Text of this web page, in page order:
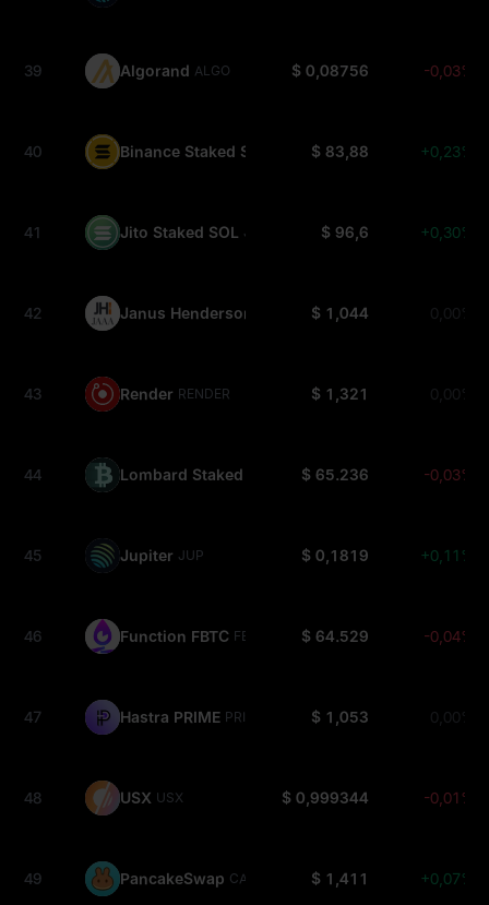
39 Algorand ALGO $ 0,08756 -0,03%
40 Binance Staked SOL BNSOL$ 83,88 +0,23%
41 Jito Staked SOL JITOSOL $ 96,6 +0,30%
42 Janus Henderson Anemoy AAA CLO Fund JAAA
$ 1,044 0,00%
43 Render RENDER $ 1,321 0,00%
44 Lombard Staked BTC LBTC$ 65.236 -0,03%
45 Jupiter JUP $ 0,1819 +0,11%
46 Function FBTC FBTC $ 64.529 -0,04%
47 Hastra PRIME PRIME $ 1,053 0,00%
48 USX USX $ 0,999344 -0,01%
49 PancakeSwap CAKE $ 1,411 +0,07%